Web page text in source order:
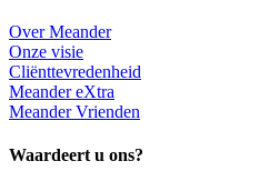
Over Meander
Onze visie
Cliënttevredenheid
Meander eXtra
Meander Vrienden
Waardeert u ons?